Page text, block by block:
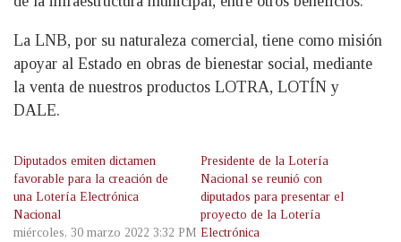
La LNB, por su naturaleza comercial, tiene como misión
apoyar al Estado en obras de bienestar social, mediante
la venta de nuestros productos LOTRA, LOTÍN y
DALE.
Diputados emiten dictamen
favorable para la creación de
una Lotería Electrónica
Nacional
miércoles, 30 marzo 2022 3:32 PM
Presidente de la Lotería
Nacional se reunió con
diputados para presentar el
proyecto de la Lotería
Electrónica